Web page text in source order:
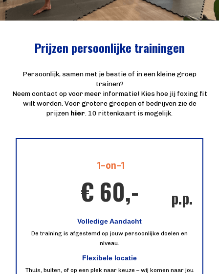
Prijzen persoonlijke trainingen
Persoonlijk, samen met je bestie of in een kleine groep
trainen?
Neem contact op voor meer informatie! Kies hoe jij foxing fit
wilt worden. Voor grotere groepen of bedrijven zie de
prijzen hier. 10 rittenkaart is mogelijk.
1-on-1
€ 60,- p.p.
Volledige Aandacht
De training is afgestemd op jouw persoonlijke doelen en
niveau.
Flexibele locatie
Thuis, buiten, of op een plek naar keuze – wij komen naar jou